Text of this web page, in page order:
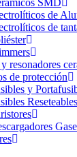
SMD
de
de
resonadores
de protección
y